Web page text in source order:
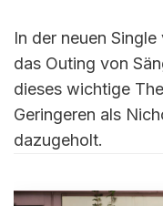
In der neuen
das Outing von
dieses wichtige
Geringeren als
dazugeholt.